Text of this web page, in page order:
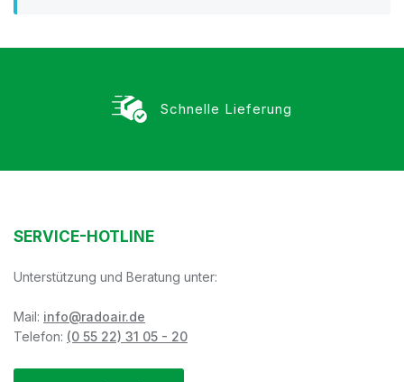
Schnelle Lieferung
SERVICE-HOTLINE
Unterstützung und Beratung unter:
Mail: info@radoair.de
Telefon: (0 55 22) 31 05 - 20